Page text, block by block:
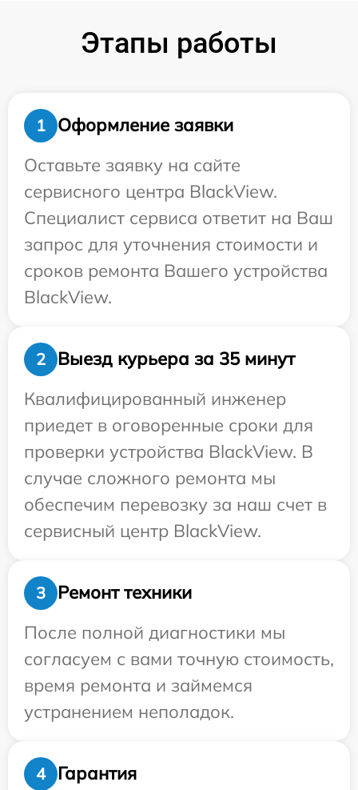
Этапы работы
1
Оформление заявки
Оставьте заявку на сайте
сервисного центра BlackView.
Специалист сервиса ответит на Ваш
запрос для уточнения стоимости и
сроков ремонта Вашего устройства
BlackView.
2
Выезд курьера за 35 минут
Квалифицированный инженер
приедет в оговоренные сроки для
проверки устройства BlackView. В
случае сложного ремонта мы
обеспечим перевозку за наш счет в
сервисный центр BlackView.
3
Ремонт техники
После полной диагностики мы
согласуем с вами точную стоимость,
время ремонта и займемся
устранением неполадок.
4 Гарантия